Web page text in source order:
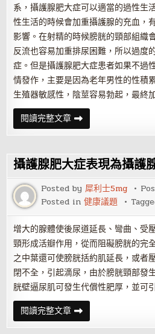
系，攝護腺肥大症可以適當的過性生
性生活的時候會加重攝護腺的充血，
影響。在射精的時候膀胱的頸部組織
反流也容易加重排尿困難，所以過度
症。但是攝護腺肥大症患者如果不過
情發作，主要是因為老年男性的性積
生殖器敏感性，陰莖容易勃起，最終
閱讀完整文章攝
護
腺
大
症
告
別
夫
妻
生
合
理
節
制
照
樣
沒
問
題
攝護腺肥大症表現為攝護
Posted by犀利士5mg
Posted in健康議題
增大的腺體使後尿道延長、彎曲、受
頸形成活瓣作用，從而阻礙膀胱的完
之中葉還可使膀胱括約肌延長，或者
閉不全，引起滴尿，由於膀胱頸部發
胱壁逼尿肌可發生代償性肥厚，並可
閱讀完整文章攝
護
腺